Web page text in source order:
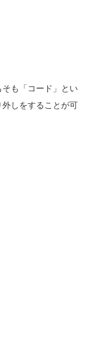
も「コード」とい
しをすることが可